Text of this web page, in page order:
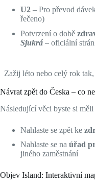
U2 – Pro převod
řečeno)
Potvrzení o době
Sjukrá – oficiální
Zažij léto nebo celý rok
Návrat zpět do Česka – co
Následující věci byste si
Nahlaste se zpět ke
Nahlaste se na úřad
jiného zaměstnání
Objev Island: Interaktivní